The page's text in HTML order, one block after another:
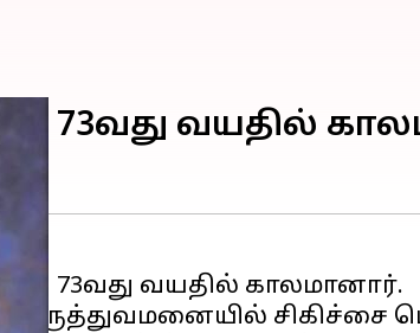
73வது வயதில்
73வது வயதில் காலமானார்.
சிகிச்சை